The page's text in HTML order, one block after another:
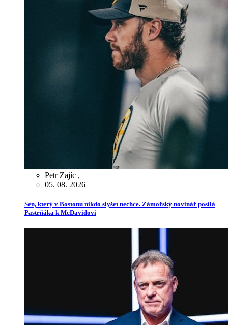
Petr Zajíc ,
05. 08. 2026
Sen, který v Bostonu nikdo slyšet nechce. Zámořský novinář posílá
Pastrňáka k McDavidovi